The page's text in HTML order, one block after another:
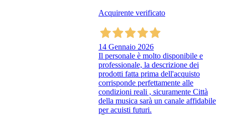
Acquirente verificato
14 Gennaio 2026
Il personale è molto disponibile e
professionale, la descrizione dei
prodotti fatta prima dell'acquisto
corrisponde perfettamente alle
condizioni reali , sicuramente Città
della musica sarà un canale affidabile
per acuisti futuri.